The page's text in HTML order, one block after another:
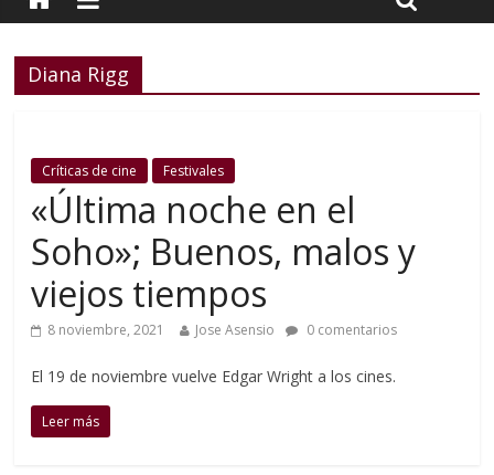
Diana Rigg
Críticas de cine Festivales
«Última noche en el
Soho»; Buenos, malos y
viejos tiempos
8 noviembre, 2021 Jose Asensio 0 comentarios
El 19 de noviembre vuelve Edgar Wright a los cines.
Leer más